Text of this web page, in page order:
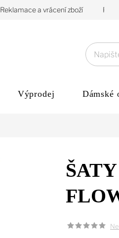
Reklamace a vrácení zboží
Výprodej Dámské